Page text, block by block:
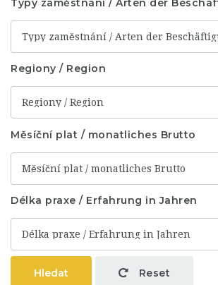
Typy zaměstnání / Arten der
Regiony / Region
Regiony / Region
Měsíční plat / monatliches Brutto
Měsíční plat / monatliches Brutto
Délka praxe / Erfahrung in Jahren
Délka praxe / Erfahrung in Jahren
Hledat Reset